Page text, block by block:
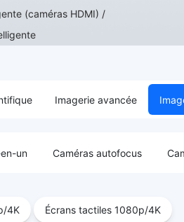
(caméras HDMI) /
Imagerie avancée
un Caméras autofocus
4K Écrans tactiles 1080p/4K